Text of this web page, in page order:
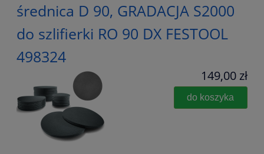
średnica D 90, GRADACJA S2000
do szlifierki RO 90 DX FESTOOL
498324
149,00 zł
do koszyka